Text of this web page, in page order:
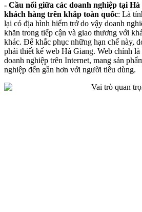
- Cầu nối giữa các doanh nghiệp tại
khách hàng trên khắp toàn quốc: Là
lại có địa hình hiểm trở do vậy doanh
khăn trong tiếp cận và giao thương với
khác. Để khắc phục những hạn chế này,
phải thiết kế web Hà Giang. Web chính là
doanh nghiệp trên Internet, mang sản
nghiệp đến gần hơn với người tiêu dùng.